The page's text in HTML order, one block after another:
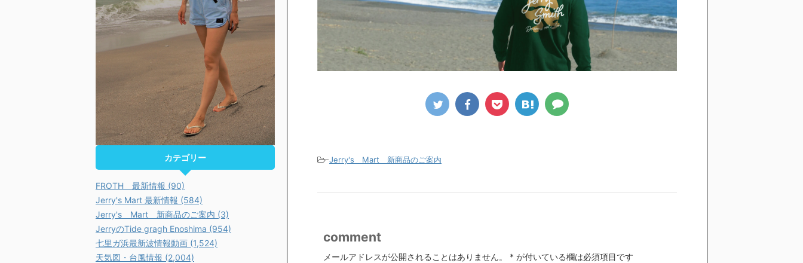
-Jerry's Mart 新商品のご案内
comment
メールアドレスが公開されることはありません。 * が付いている欄は必須項目です
カテゴリー
FROTH 最新情報 (90)
Jerry's Mart 最新情報 (584)
Jerry's Mart 新商品のご案内 (3)
JerryのTide gragh Enoshima (954)
七里ガ浜最新波情報動画 (1,524)
天気図・台風情報 (2,004)